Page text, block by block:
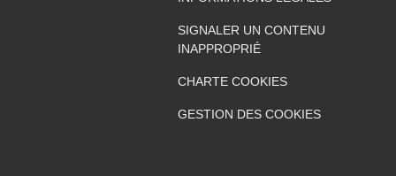
SIGNALER UN CONTENU
INAPPROPRIÉ
CHARTE COOKIES
GESTION DES COOKIES